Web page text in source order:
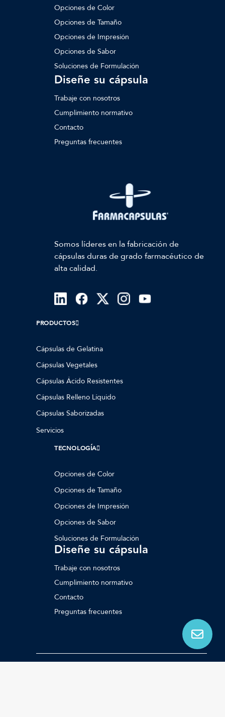
Opciones de Color
Opciones de Tamaño
Opciones de Impresión
Opciones de Sabor
Soluciones de Formulación
Diseñe su cápsula
Trabaje con nosotros
Cumplimiento normativo
Contacto
Preguntas frecuentes
Somos líderes en la fabricación de
cápsulas duras de grado farmacéutico de
alta calidad.
PRODUCTOS
Cápsulas de Gelatina
Cápsulas Vegetales
Cápsulas Ácido Resistentes
Cápsulas Relleno Líquido
Cápsulas Saborizadas
Servicios
TECNOLOGÍA
Opciones de Color
Opciones de Tamaño
Opciones de Impresión
Opciones de Sabor
Soluciones de Formulación
Diseñe su cápsula
Trabaje con nosotros
Cumplimiento normativo
Contacto
Preguntas frecuentes